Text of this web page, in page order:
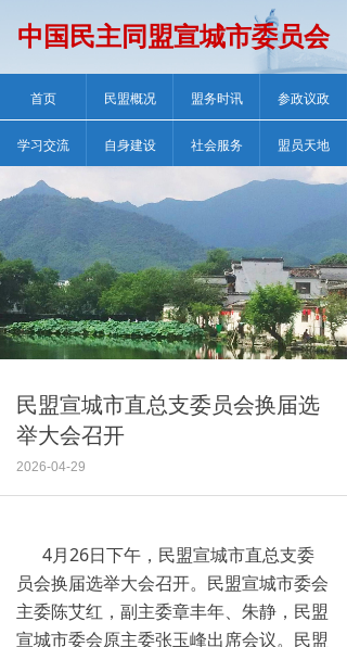
中国民主同盟宣城市委员会
首页 民盟概况 盟务时讯 参政议政
学习交流 自身建设 社会服务 盟员天地
民盟宣城市直总支委员会换届选
举大会召开
2026-04-29
4月26日下午，民盟宣城市直总支委
员会换届选举大会召开。民盟宣城市委会
主委陈艾红，副主委章丰年、朱静，民盟
宣城市委会原主委张玉峰出席会议。民盟